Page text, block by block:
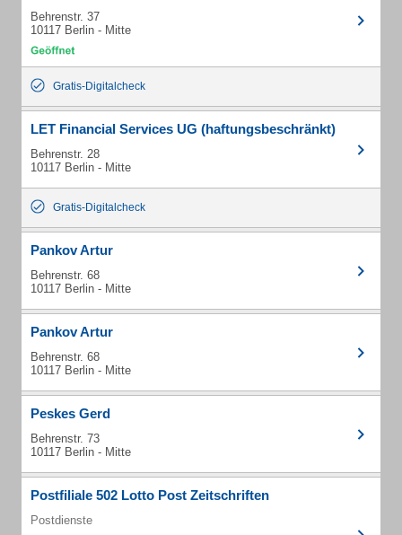
Behrenstr. 37
10117 Berlin - Mitte
Gratis-Digitalcheck
LET Financial Services UG (haftungsbeschränkt)
Behrenstr. 28
10117 Berlin - Mitte
Gratis-Digitalcheck
Pankov Artur
Behrenstr. 68
10117 Berlin - Mitte
Pankov Artur
Behrenstr. 68
10117 Berlin - Mitte
Peskes Gerd
Behrenstr. 73
10117 Berlin - Mitte
Postfiliale 502 Lotto Post Zeitschriften
Postdienste